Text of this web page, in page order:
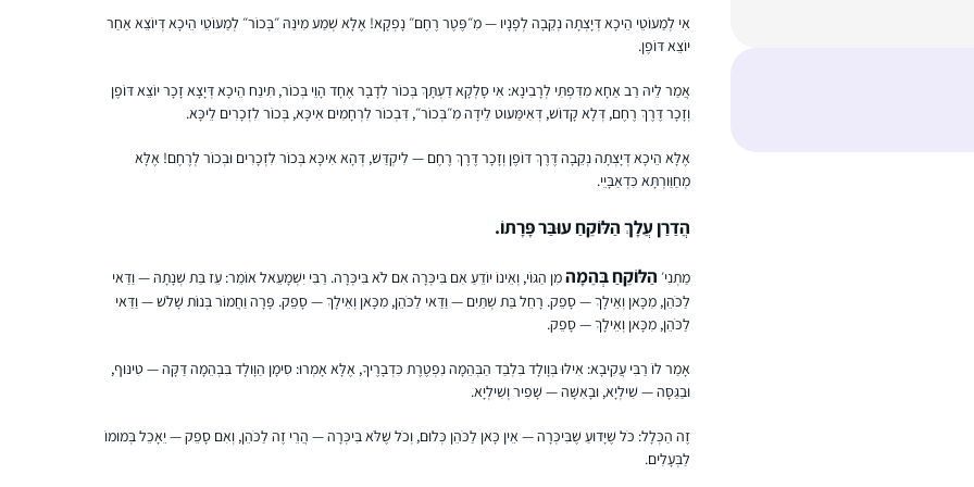
אִי לְמַעוֹטֵי הֵיכָא דְּיָצְתָה נְקֵבָה לְפָנָיו — מִ״פֶּטֶר רֶחֶם״ נָפְקָא! אֶלָּא שְׁמַע מִינַּהּ ״בְּכוֹר״ לְמַעוֹטֵי הֵיכָא דְּיוֹצֵא אַחַר
יוֹצֵא דּוֹפֶן.
אֲמַר לֵיהּ רַב אַחָא מִדִּפְתִּי לְרָבִינָא: אִי סָלְקָא דַעְתָּךְ בְּכוֹר לְדָבָר אֶחָד הָוֵי בְּכוֹר, תִּינַח הֵיכָא דְּיָצָא זָכָר יוֹצֵא דּוֹפֶן
וְזָכָר דֶּרֶךְ רֶחֶם, דְּלָא קָדוֹשׁ, דְּאִימַּעוּט לֵידָה מִ״בְּכוֹר״, דִּבְכוֹר לִרְחָמִים אִיכָּא, בְּכוֹר לִזְכָרִים לֵיכָּא.
אֶלָּא הֵיכָא דְּיָצְתָה נְקֵבָה דֶּרֶךְ דּוֹפֶן וְזָכָר דֶּרֶךְ רֶחֶם — לִיקְדַּשׁ, דְּהָא אִיכָּא בְּכוֹר לִזְכָרִים וּבְכוֹר לְרֶחֶם! אֶלָּא
מְחַוַּורְתָּא כִּדְאַבָּיֵי.
הֲדַרַן עֲלָךְ הַלּוֹקֵחַ עוּבַּר פָּרָתוֹ.
מַתְנִי׳ הַלּוֹקֵחַ בְּהֵמָהמִן הַגּוֹי, וְאֵינוֹ יוֹדֵעַ אִם בִּיכְּרָה אִם לֹא בִּיכְּרָה. רַבִּי יִשְׁמָעֵאל אוֹמֵר: עֵז בַּת שְׁנָתָהּ — וַדַּאי
לַכֹּהֵן, מִכָּאן וְאֵילָךְ — סָפֵק. רָחֵל בַּת שְׁתַּיִם — וַדַּאי לַכֹּהֵן, מִכָּאן וְאֵילָךְ — סָפֵק. פָּרָה וַחֲמוֹר בְּנוֹת שָׁלֹשׁ — וַדַּאי
לַכֹּהֵן, מִכָּאן וְאֵילָךְ — סָפֵק.
אָמַר לוֹ רַבִּי עֲקִיבָא: אִילּוּ בְּוָולָד בִּלְבַד הַבְּהֵמָה נִפְטֶרֶת כִּדְבָרֶיךָ, אֶלָּא אָמְרוּ: סִימָן הַוָּולָד בִּבְהֵמָה דַּקָּה — טִינּוּף,
וּבַגַּסָּה — שִׁילְיָא, וּבָאִשָּׁה — שָׁפִיר וְשִׁילְיָא.
זֶה הַכְּלָל: כֹּל שֶׁיָּדוּעַ שֶׁבִּיכְּרָה — אֵין כָּאן לַכֹּהֵן כְּלוּם, וְכֹל שֶׁלֹּא בִּיכְּרָה — הֲרֵי זֶה לַכֹּהֵן, וְאִם סָפֵק — יֵאָכֵל בְּמוּמוֹ
לַבְּעָלִים.
. לא תמיד נהניתי מלימוד גמרא כילדה.,בל
כהתבגרתי התחלתי לאהוב את זה שוב. התחלתי
התחלתי מחוג במסכת קידושין שהעבירה הרבנית
רייסנר במסגרת בית המדרש כלנה בגבעת
הצטרפתי. לסביבה לקח זמן לעכל אבל היום
קודם כל במרדף אחרי הדף, וגם במושגים הרבים
שלמדתי ובידע שהועשרתי בו, חלקו ממש מעשי